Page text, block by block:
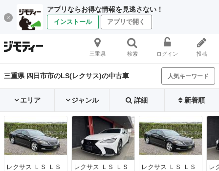
アプリならお得な情報を見逃さない！
インストール アプリで開く
三重県 検索 ログイン 投稿
三重県 四日市市のLS(レクサス)の中古車 人気キーワード
エリア ジャンル 詳細 新着順
レクサス ＬＳ ＬＳ
レクサス ＬＳ ＬＳ
レクサス ＬＳ ＬＳ
レ